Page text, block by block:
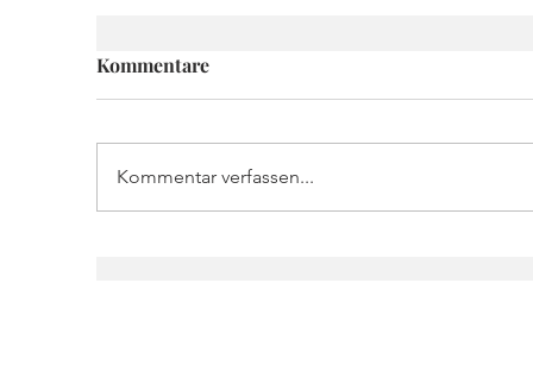
Kommentare
Kommentar verfassen...